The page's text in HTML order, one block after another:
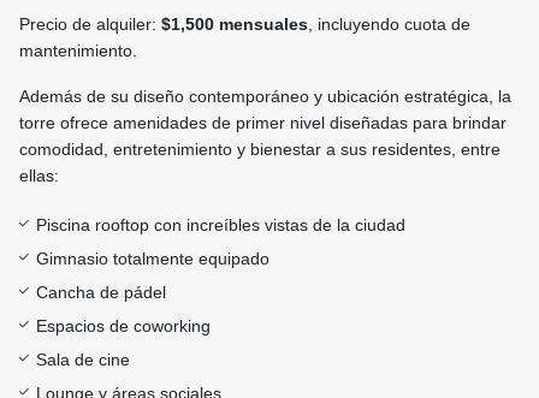
Precio de alquiler: $1,500 mensuales , incluyendo cuota de
mantenimiento.
Además de su diseño contemporáneo y ubicación estratégica, la
torre ofrece amenidades de primer nivel diseñadas para brindar
comodidad, entretenimiento y bienestar a sus residentes, entre
ellas:
Piscina rooftop con increíbles vistas de la ciudad
Gimnasio totalmente equipado
Cancha de pádel
Espacios de coworking
Sala de cine
Lounge y áreas sociales